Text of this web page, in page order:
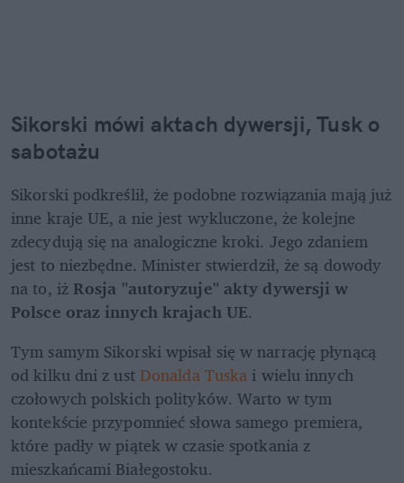
Sikorski mówi aktach dywersji, Tusk o
sabotażu
Sikorski podkreślił, że podobne rozwiązania mają już
inne kraje UE, a nie jest wykluczone, że kolejne
zdecydują się na analogiczne kroki. Jego zdaniem
jest to niezbędne. Minister stwierdził, że są dowody
na to, iż Rosja "autoryzuje" akty dywersji w
Polsce oraz innych krajach UE.
Tym samym Sikorski wpisał się w narrację płynącą
od kilku dni z ust Donalda Tuska i wielu innych
czołowych polskich polityków. Warto w tym
kontekście przypomnieć słowa samego premiera,
które padły w piątek w czasie spotkania z
mieszkańcami Białegostoku.